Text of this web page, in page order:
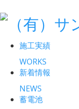
施工実績
WORKS
新着情報
NEWS
蓄電池